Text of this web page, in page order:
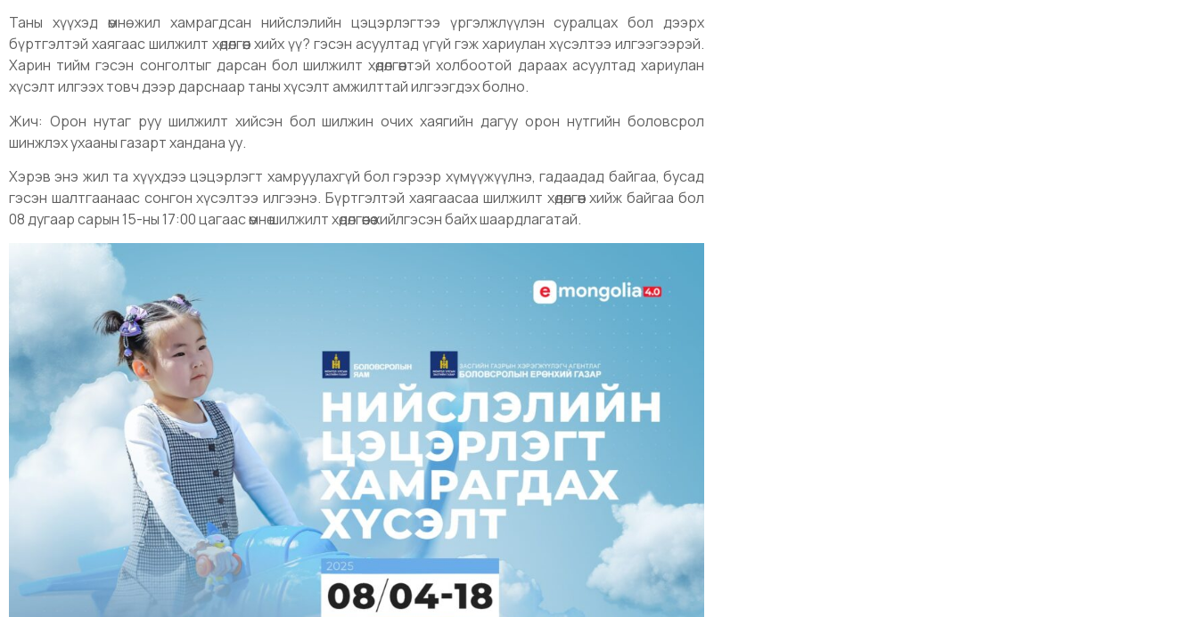
Таны хүүхэд өмнө жил хамрагдсан нийслэлийн цэцэрлэгтээ үргэлжлүүлэн суралцах бол дээрх
бүртгэлтэй хаягаас шилжилт хөдөлгөөн хийх үү? гэсэн асуултад үгүй гэж хариулан хүсэлтээ илгээгээрэй.
Харин тийм гэсэн сонголтыг дарсан бол шилжилт хөдөлгөөнтэй холбоотой дараах асуултад хариулан
хүсэлт илгээх товч дээр дарснаар таны хүсэлт амжилттай илгээгдэх болно.
Жич: Орон нутаг руу шилжилт хийсэн бол шилжин очих хаягийн дагуу орон нутгийн боловсрол
шинжлэх ухааны газарт хандана уу.
Хэрэв энэ жил та хүүхдээ цэцэрлэгт хамруулахгүй бол гэрээр хүмүүжүүлнэ, гадаадад байгаа, бусад
гэсэн шалтгаанаас сонгон хүсэлтээ илгээнэ. Бүртгэлтэй хаягаасаа шилжилт хөдөлгөөн хийж байгаа бол
08 дугаар сарын 15-ны 17:00 цагаас өмнө шилжилт хөдөлгөөнөө хийлгэсэн байх шаардлагатай.